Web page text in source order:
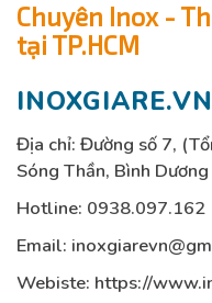
Chuyên Inox -
tại TP.HCM
INOXGIARE.VN
Địa chỉ: Đường số 7,
Sóng Thần, Bình Dương
Hotline: 0938.097.162
Email:
Webiste: https://